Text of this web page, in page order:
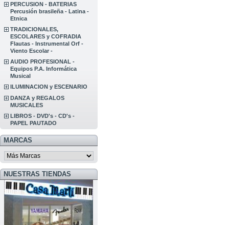
PERCUSION - BATERIAS
Percusión brasileña - Latina -
Etnica
TRADICIONALES,
ESCOLARES y COFRADIA
Flautas - Instrumental Orf -
Viento Escolar -
AUDIO PROFESIONAL -
Equipos P.A. Informática
Musical
ILUMINACION y ESCENARIO
DANZA y REGALOS
MUSICALES
LIBROS - DVD's - CD's -
PAPEL PAUTADO
MARCAS
NUESTRAS TIENDAS